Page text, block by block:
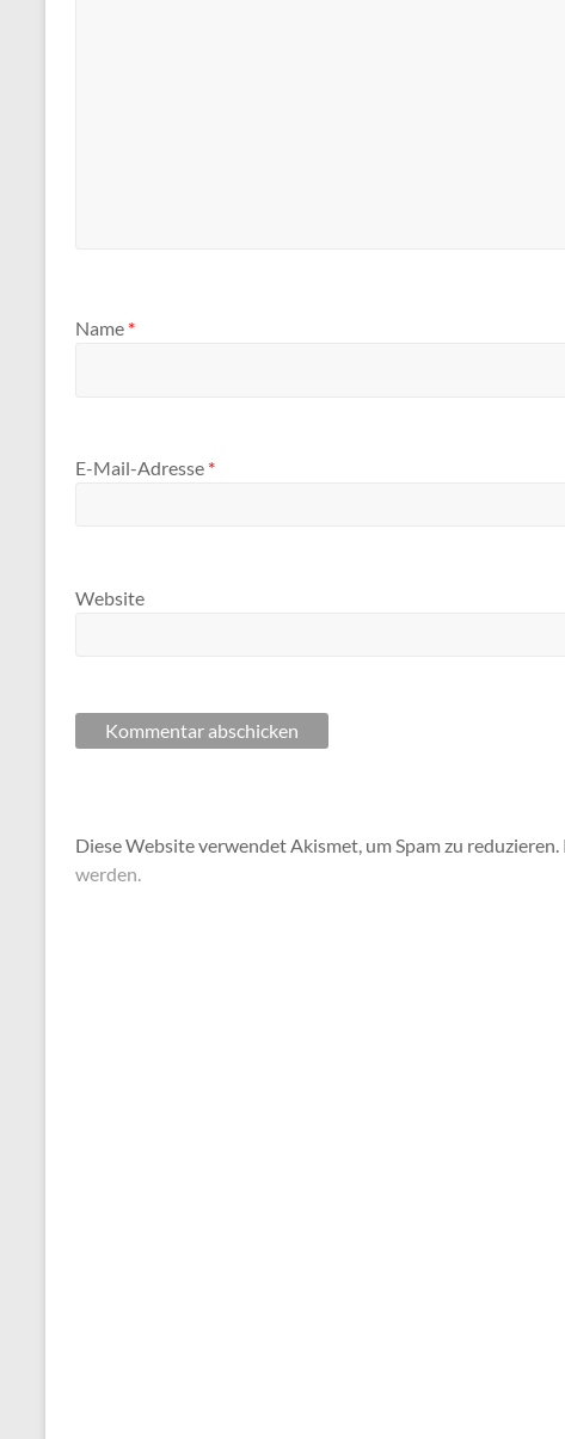
Name *
E-Mail-Adresse *
Website
Diese Website verwendet Akismet, um Spam zu reduzieren.
werden.